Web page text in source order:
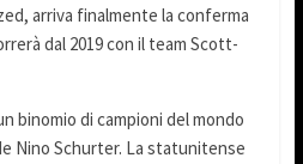
arriva finalmente la conferma
dal 2019 con il team Scott-
binomio di campioni del mondo
Nino Schurter. La statunitense